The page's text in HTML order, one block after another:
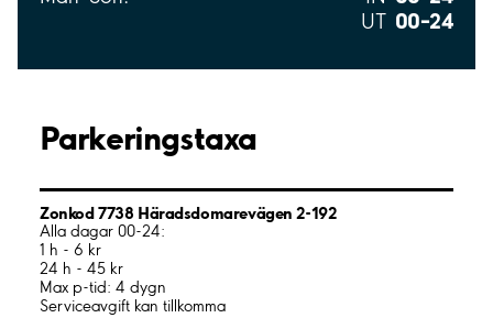
UT 00–24
Parkeringstaxa
Zonkod 7738 Häradsdomarevägen 2-192
Alla dagar 00-24:
1 h - 6 kr
24 h - 45 kr
Max p-tid: 4 dygn
Serviceavgift kan tillkomma